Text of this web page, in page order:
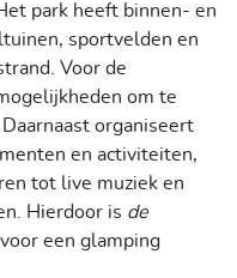
park heeft binnen- en
sportvelden en
Voor de
om te
organiseert
en activiteiten,
tot live muziek en
Hierdoor is de
een glamping